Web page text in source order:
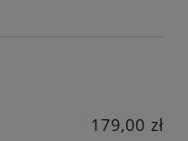
179,00 zł